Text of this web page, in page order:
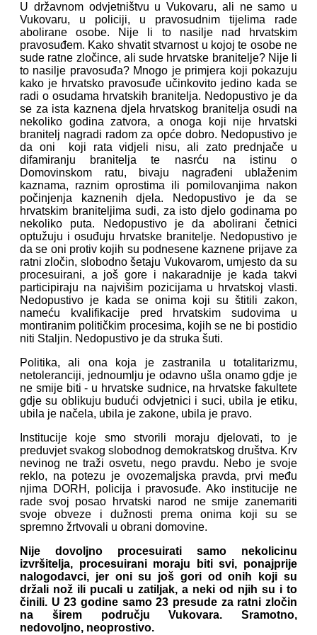
U državnom odvjetništvu u Vukovaru, ali ne samo u
Vukovaru, u policiji, u pravosudnim tijelima rade
abolirane osobe. Nije li to nasilje nad hrvatskim
pravosuđem. Kako shvatit stvarnost u kojoj te osobe ne
sude ratne zločince, ali sude hrvatske branitelje? Nije li
to nasilje pravosuđa? Mnogo je primjera koji pokazuju
kako je hrvatsko pravosuđe učinkovito jedino kada se
radi o osudama hrvatskih branitelja. Nedopustivo je da
se za ista kaznena djela hrvatskog branitelja osudi na
nekoliko godina zatvora, a onoga koji nije hrvatski
branitelj nagradi radom za opće dobro. Nedopustivo je
da oni koji rata vidjeli nisu, ali zato prednjače u
difamiranju branitelja te nasrću na istinu o
Domovinskom ratu, bivaju nagrađeni ublaženim
kaznama, raznim oprostima ili pomilovanjima nakon
počinjenja kaznenih djela. Nedopustivo je da se
hrvatskim braniteljima sudi, za isto djelo godinama po
nekoliko puta. Nedopustivo je da abolirani četnici
optužuju i osuđuju hrvatske branitelje. Nedopustivo je
da se oni protiv kojih su podnesene kaznene prijave za
ratni zločin, slobodno šetaju Vukovarom, umjesto da su
procesuirani, a još gore i nakaradnije je kada takvi
participiraju na najvišim pozicijama u hrvatskoj vlasti.
Nedopustivo je kada se onima koji su štitili zakon,
nameću kvalifikacije pred hrvatskim sudovima u
montiranim političkim procesima, kojih se ne bi postidio
niti Staljin. Nedopustivo je da struka šuti.
Politika, ali ona koja je zastranila u totalitarizmu,
netoleranciji, jednoumlju je odavno ušla onamo gdje je
ne smije biti - u hrvatske sudnice, na hrvatske fakultete
gdje su oblikuju budući odvjetnici i suci, ubila je etiku,
ubila je načela, ubila je zakone, ubila je pravo.
Institucije koje smo stvorili moraju djelovati, to je
preduvjet svakog slobodnog demokratskog društva. Krv
nevinog ne traži osvetu, nego pravdu. Nebo je svoje
reklo, na potezu je ovozemaljska pravda, prvi među
njima DORH, policija i pravosuđe. Ako institucije ne
rade svoj posao hrvatski narod ne smije zanemariti
svoje obveze i dužnosti prema onima koji su se
spremno žrtvovali u obrani domovine.
Nije dovoljno procesuirati samo nekolicinu
izvršitelja, procesuirani moraju biti svi, ponajprije
nalogodavci, jer oni su još gori od onih koji su
držali nož ili pucali u zatiljak, a neki od njih su i to
činili. U 23 godine samo 23 presude za ratni zločin
na širem području Vukovara. Sramotno,
nedovoljno, neoprostivo.